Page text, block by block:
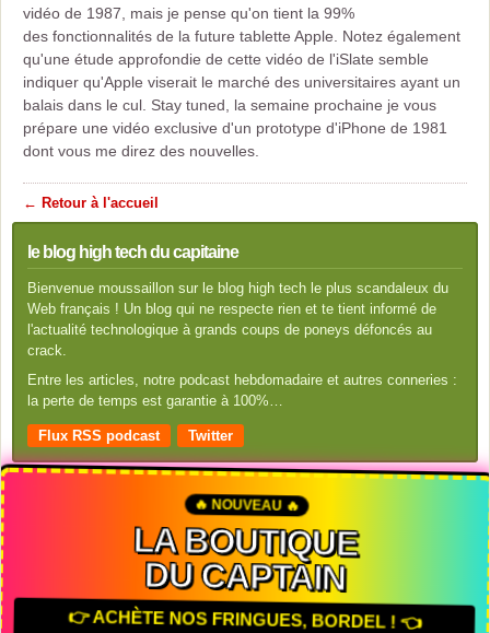
vidéo de 1987, mais je pense qu'on tient la 99%
des fonctionnalités de la future tablette Apple. Notez également
qu'une étude approfondie de cette vidéo de l'iSlate semble
indiquer qu'Apple viserait le marché des universitaires ayant un
balais dans le cul. Stay tuned, la semaine prochaine je vous
prépare une vidéo exclusive d'un prototype d'iPhone de 1981
dont vous me direz des nouvelles.
← Retour à l'accueil
le blog high tech du capitaine
Bienvenue moussaillon sur le blog high tech le plus scandaleux du
Web français ! Un blog qui ne respecte rien et te tient informé de
l'actualité technologique à grands coups de poneys défoncés au
crack.
Entre les articles, notre podcast hebdomadaire et autres conneries :
la perte de temps est garantie à 100%…
Flux RSS podcast Twitter
🔥 NOUVEAU 🔥
LA BOUTIQUE
DU CAPTAIN
👉 ACHÈTE NOS FRINGUES, BORDEL ! 👈